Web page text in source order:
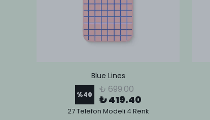
Blue Lines
%40 ₺ 699.00
₺ 419.40
27 Telefon Modeli 4 Renk